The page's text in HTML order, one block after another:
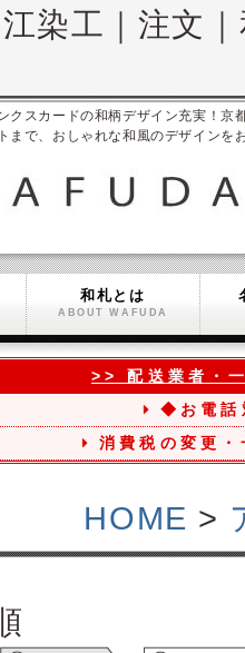
染工｜注文
クスカードの和柄デザイン充実！京
まで、おしゃれな和風のデザインを
和札とは
ABOUT WAFUDA
>> 配送業者・
◆お電話
消費税の変更
HOME >